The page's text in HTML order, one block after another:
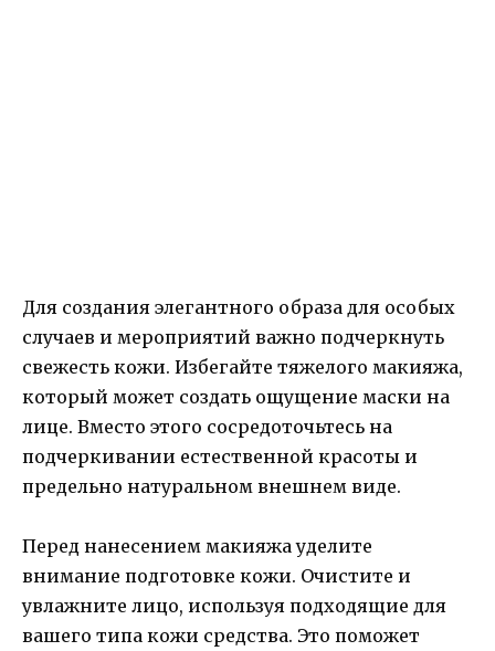
Для создания элегантного образа для особых
случаев и мероприятий важно подчеркнуть
свежесть кожи. Избегайте тяжелого макияжа,
который может создать ощущение маски на
лице. Вместо этого сосредоточьтесь на
подчеркивании естественной красоты и
предельно натуральном внешнем виде.
Перед нанесением макияжа уделите
внимание подготовке кожи. Очистите и
увлажните лицо, используя подходящие для
вашего типа кожи средства. Это поможет